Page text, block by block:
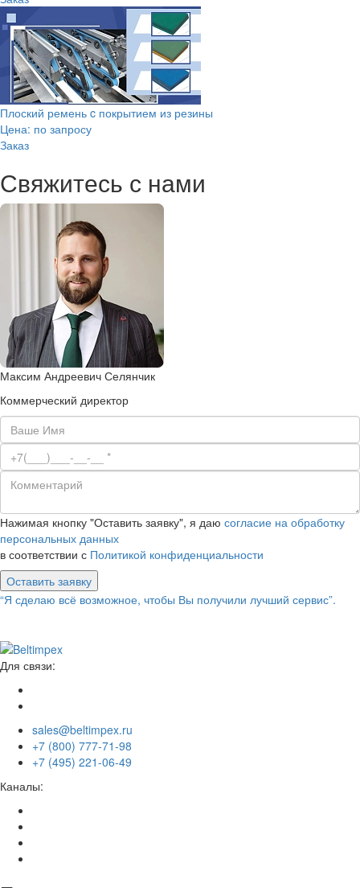
Плоский ремень c покрытием из резины
Цена: по запросу
Заказ
Свяжитесь с нами
Максим Андреевич Селянчик
Коммерческий директор
Нажимая кнопку "Оставить заявку", я даю согласие на обработку
персональных данных
в соответствии с Политикой конфиденциальности
Оставить заявку
“Я сделаю всё возможное, чтобы Вы получили лучший сервис”.
Для связи:
sales@beltimpex.ru
+7 (800) 777-71-98
+7 (495) 221-06-49
Каналы: